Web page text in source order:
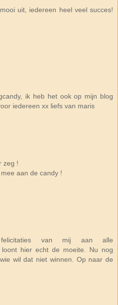
uit, iedereen heel veel succes!
ik heb het ook op mijn blog
iedereen xx liefs van maris
zeg !
aan de candy !
van mij aan alle
loont hier echt de moeite. Nu nog
wil dat niet winnen. Op naar de